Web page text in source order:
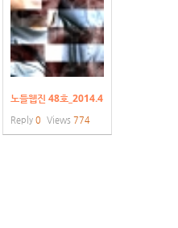
노들웹진 48호_2014.4
Reply 0 Views 774